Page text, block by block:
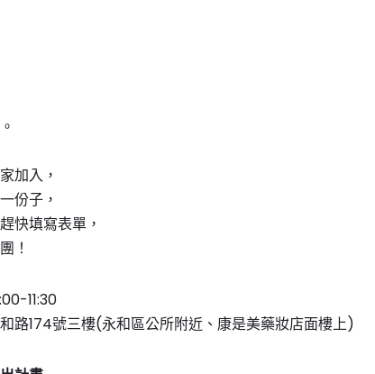
加入，
份子，
快填寫表單，
！
11:30
路174號三樓(永和區公所附近、康是美藥妝店面樓上)